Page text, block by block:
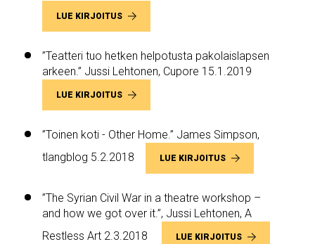
LUE KIRJOITUS
”Teatteri tuo hetken helpotusta pakolaislapsen
arkeen.” Jussi Lehtonen, Cupore 15.1.2019
LUE KIRJOITUS
”Toinen koti - Other Home.” James Simpson,
tlangblog 5.2.2018
LUE KIRJOITUS
”The Syrian Civil War in a theatre workshop –
and how we got over it.”, Jussi Lehtonen, A
Restless Art 2.3.2018
LUE KIRJOITUS